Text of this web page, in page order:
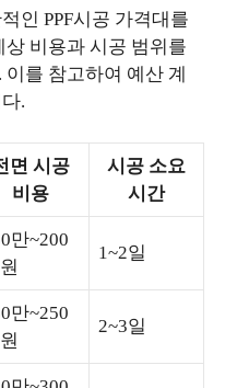
인 PPF시공 가격대를
비용과 시공 범위를
를 참고하여 예산 계
.
면 시공
비용
시공 소요
시간
만~200
1~2일
만~250
2~3일